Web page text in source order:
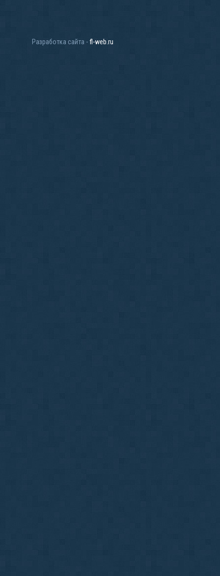
Разработка сайта -fl-web.ru